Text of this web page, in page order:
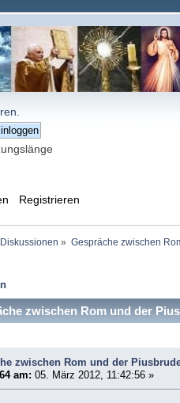
Registrieren
» Gespräche zwischen
zwischen Rom und der
zwischen Rom und der
am: 05. März 2012, 11:42:56 »